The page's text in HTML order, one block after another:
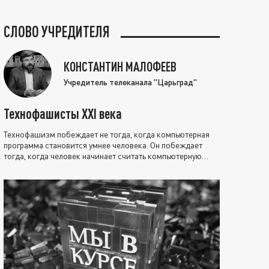
СЛОВО УЧРЕДИТЕЛЯ
КОНСТАНТИН МАЛОФЕЕВ
Учредитель телеканала "Царьград"
Технофашисты XXI века
Технофашизм побеждает не тогда, когда компьютерная
программа становится умнее человека. Он побеждает
тогда, когда человек начинает считать компьютерную